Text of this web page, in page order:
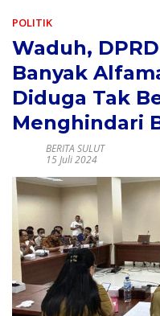
POLITIK
Waduh,
Banyak
Diduga Tak
Menghindari
BERITA SULUT
15 Juli 2024